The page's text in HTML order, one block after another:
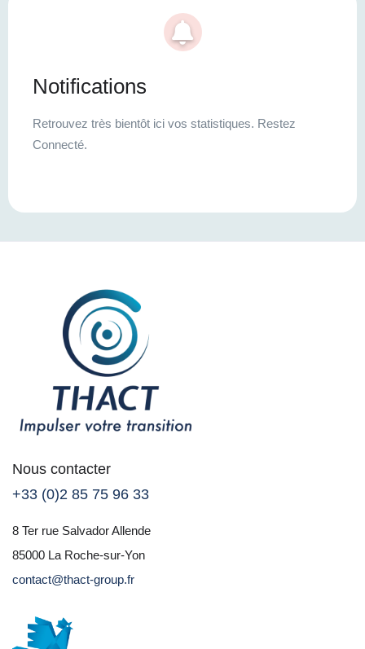
Notifications
Retrouvez très bientôt ici vos statistiques. Restez
Connecté.
Nous contacter
+33 (0)2 85 75 96 33
8 Ter rue Salvador Allende
85000 La Roche-sur-Yon
contact@thact-group.fr